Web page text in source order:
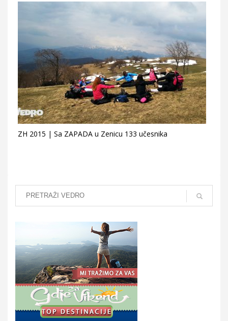
ZH 2015 | Sa ZAPADA u Zenicu 133 učesnika